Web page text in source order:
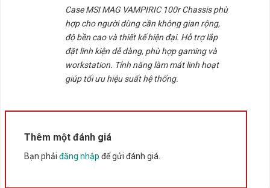
Case MSI MAG VAMPIRIC 100r Chassis phù
hợp cho người dùng cần không gian rộng,
độ bền cao và thiết kế hiện đại. Hỗ trợ lắp
đặt linh kiện dễ dàng, phù hợp gaming và
workstation. Tính năng làm mát linh hoạt
giúp tối ưu hiệu suất hệ thống.
Thêm một đánh giá
Bạn phải đăng nhập để gửi đánh giá.